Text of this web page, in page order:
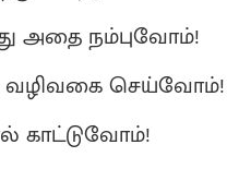
அதை நம்புவோம்!
வழிவகை செய்வோம்!
காட்டுவோம்!